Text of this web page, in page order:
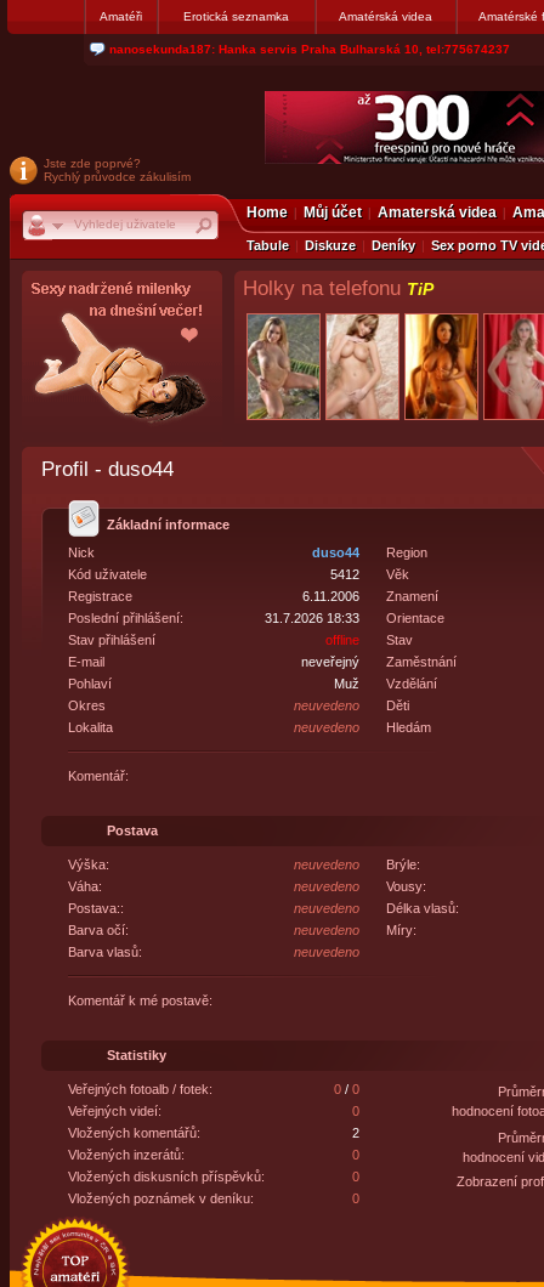
Amatéři Erotická seznamka Amatérská videa Amatérské
nanosekunda187: Hanka servis Praha Bulharská 10, tel:775674237
Jste zde poprvé?
Rychlý průvodce zákulisím
Home Můj účet Amaterská videa
Tabule Diskuze Deníky Sex porno TV
Holky na telefonu TiP
Profil - duso44
Základní informace
Nick
duso44
Kód uživatele
5412
Registrace
6.11.2006
Poslední přihlášení:
31.7.2026 18:33
Stav přihlášení
offline
E-mail
neveřejný
Pohlaví
Muž
Okres
neuvedeno
Lokalita
neuvedeno
Region
Věk
Znamení
Orientace
Stav
Zaměstnání
Vzdělání
Děti
Hledám
Komentář:
Postava
Výška:
neuvedeno
Váha:
neuvedeno
Postava::
neuvedeno
Barva očí:
neuvedeno
Barva vlasů:
neuvedeno
Brýle:
Vousy:
Délka vlasů:
Míry:
Komentář k mé postavě:
Statistiky
Veřejných fotoalb / fotek: 0/ 0
Veřejných videí:
0
Vložených komentářů:
2
Vložených inzerátů:
0
Vložených diskusních příspěvků:
0
Vložených poznámek v deníku:
0
hodnocení
hodnocení
Zobrazení